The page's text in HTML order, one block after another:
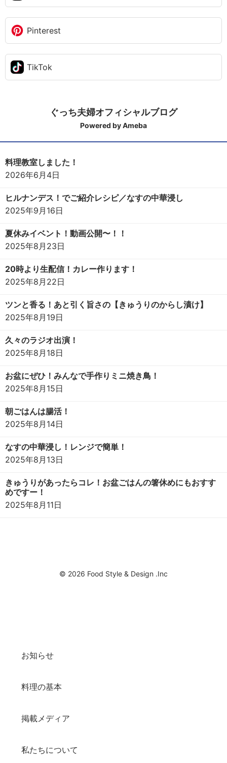
Pinterest
TikTok
ぐっち夫婦オフィシャルブログ
Powered by Ameba
料理教室しました！
2026年6月4日
ヒルナンデス！でご紹介レシピ／なすの中華浸し
2025年9月16日
夏休みイベント！動画公開〜！！
2025年8月23日
20時より生配信！カレー作ります！
2025年8月22日
ツンと香る！あと引く旨さの【きゅうりのからし漬け】
2025年8月19日
久々のラジオ出演！
2025年8月18日
お盆にぜひ！みんなで手作りミニ焼き鳥！
2025年8月15日
朝ごはんは腸活！
2025年8月14日
なすの中華浸し！レンジで簡単！
2025年8月13日
きゅうりがあったらコレ！お盆ごはんの箸休めにもおすす
めですー！
2025年8月11日
© 2026 Food Style & Design .Inc
お知らせ
料理の基本
掲載メディア
私たちについて